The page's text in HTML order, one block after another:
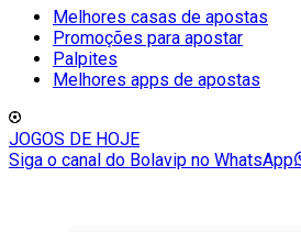
Melhores casas de apostas
Promoções para apostar
Palpites
Melhores apps de apostas
JOGOS DE HOJE
Siga o canal do Bolavip no WhatsApp